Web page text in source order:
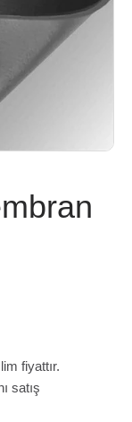
fiyattır.
satış